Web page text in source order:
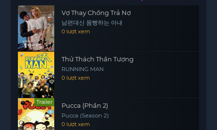
nhân vật trong O’ Romeo không chỉ là những kẻ
phạm tội mà còn là những nạn nhân của hoàn
cảnh, những người bị cuốn vào vòng xoáy của số
phận.
Bằng cách khéo léo lồng ghép những tình tiết gay
cấn cùng với những yếu tố văn hóa đặc trưng, bộ
phim mang đến cho người xem một cái nhìn
chân thực về cuộc sống ở Mumbai. Hình ảnh
những con phố đông đúc, những vụ án ly kỳ và
những mối quan hệ phức tạp giữa các nhân vật
khiến cho khán giả không thể rời mắt khỏi màn
Vợ Thay Chồng Trả Nợ
남편대신 몸빵하는 아내
0 lượt xem
Thử Thách Thần Tượng
RUNNING MAN
0 lượt xem
Trailer Pucca (Phần 2)
Pucca (Season 2)
0 lượt xem